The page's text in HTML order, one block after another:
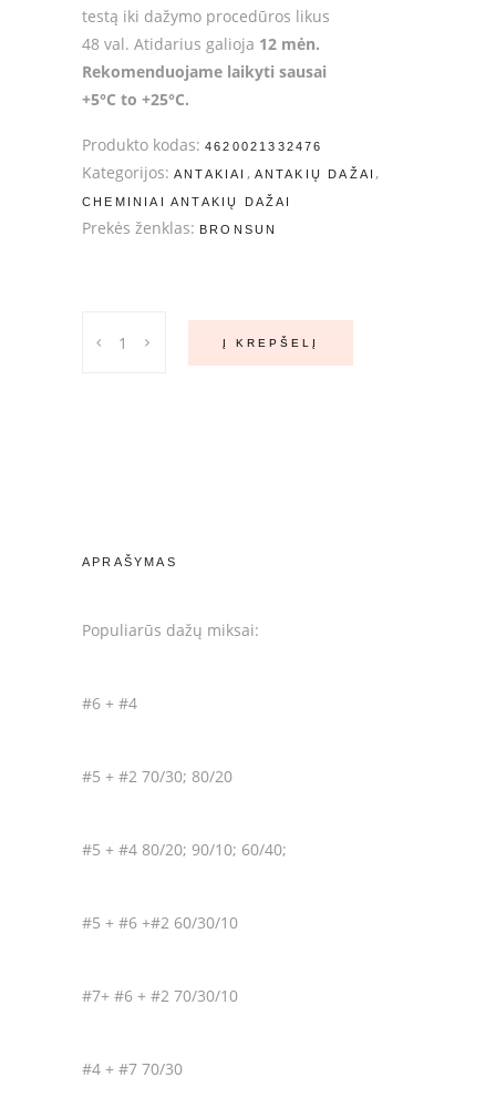
testą iki dažymo procedūros likus
48 val. Atidarius galioja 12 mėn.
Rekomenduojame laikyti sausai
+5°C to +25°C.
Produkto kodas: 4620021332476
Kategorijos: ANTAKIAI , ANTAKIŲ DAŽAI ,
CHEMINIAI ANTAKIŲ DAŽAI
Prekės ženklas: BRONSUN
antakių
Į KREPŠELĮ
APRAŠYMAS
Populiarūs dažų miksai:
#6 + #4
#5 + #2 70/30; 80/20
#5 + #4 80/20; 90/10; 60/40;
#5 + #6 +#2 60/30/10
#7+ #6 + #2 70/30/10
#4 + #7 70/30